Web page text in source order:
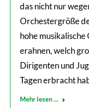
das nicht nur
Orchestergröße
hohe
erahnen, welch
Dirigenten und
Tagen erbracht
Mehr lesen ...